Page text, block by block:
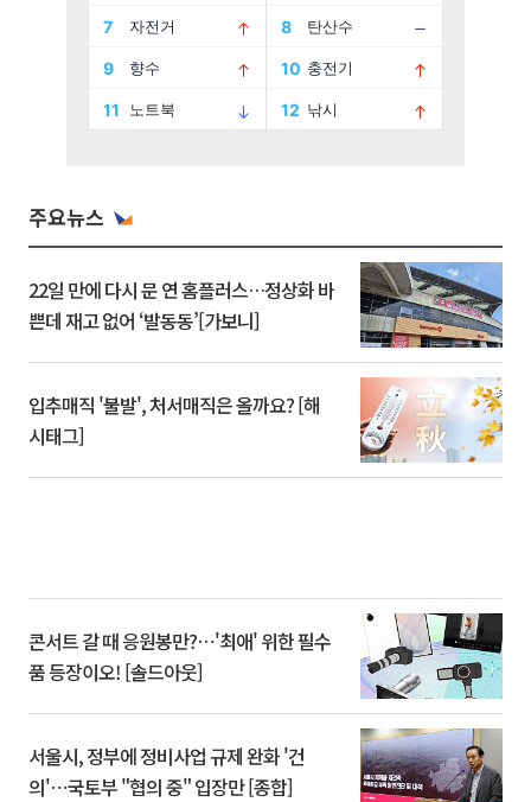
주요뉴스
22일 만에 다시 문 연 홈플러스…정상화 바
쁜데 재고 없어 ‘발동동’[가보니]
입추매직 '불발', 처서매직은 올까요? [해
시태그]
콘서트 갈 때 응원봉만?⋯'최애' 위한 필수
품 등장이오! [솔드아웃]
서울시, 정부에 정비사업 규제 완화 '건
의'⋯국토부 "협의 중" 입장만 [종합]